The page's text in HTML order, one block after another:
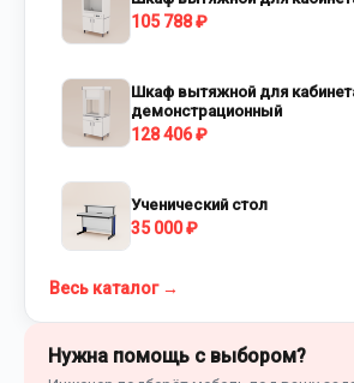
105 788 ₽
Шкаф вытяжной для
демонстрационный
128 406 ₽
Ученический стол
35 000 ₽
Весь каталог →
Нужна помощь с выбором?